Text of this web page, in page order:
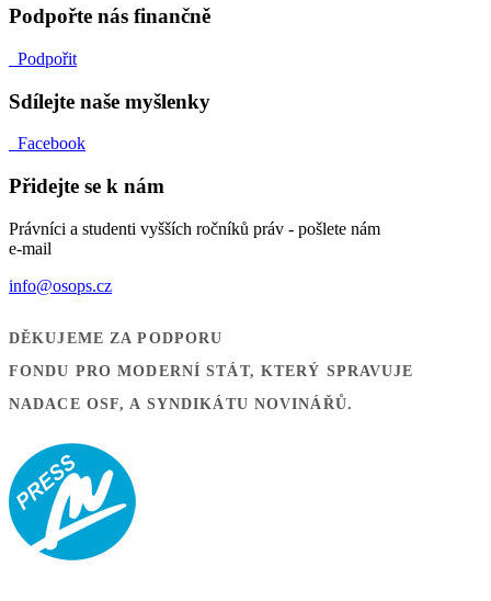
Podpořte nás finančně
Podpořit
Sdílejte naše myšlenky
Facebook
Přidejte se k nám
Právníci a studenti vyšších ročníků práv - pošlete nám
e-mail
info@osops.cz
DĚKUJEME ZA PODPORU
FONDU PRO MODERNÍ STÁT, KTERÝ SPRAVUJE
NADACE OSF, A SYNDIKÁTU NOVINÁŘŮ.